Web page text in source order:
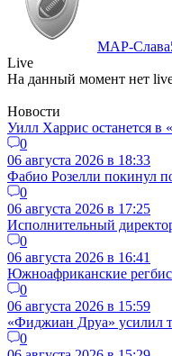
МАР-Слава
Live
На данный момент нет
Новости
Уилл Харрис останется в
0
06 августа 2026 в 18:33
Фабио Розелли покинул
0
06 августа 2026 в 17:25
Исполнительный
0
06 августа 2026 в 16:41
Южноафриканские
0
06 августа 2026 в 15:59
«Фиджиан Друа» усилил
0